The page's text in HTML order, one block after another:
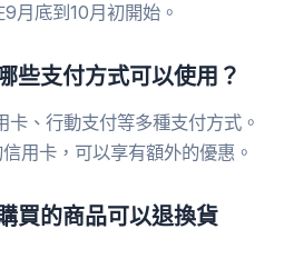
月底到10月初開始。
些支付方式可以使用？
、行動支付等多種支付方式。
用卡，可以享有額外的優惠。
買的商品可以退換貨